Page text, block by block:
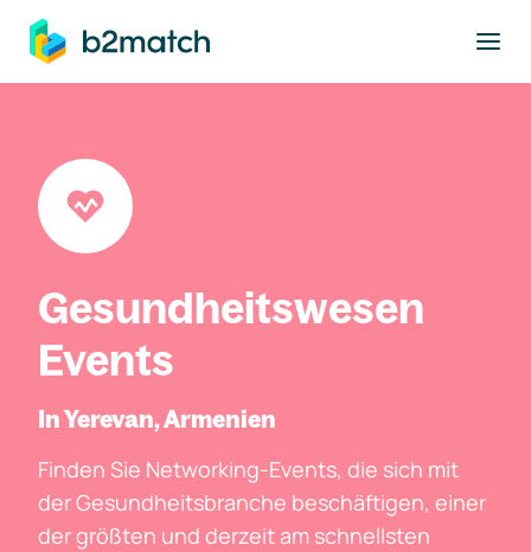
springen
Gesundheitswesen
Events
In Yerevan, Armenien
Finden Sie Networking-Events, die sich mit
der Gesundheitsbranche beschäftigen, einer
der größten und derzeit am schnellsten